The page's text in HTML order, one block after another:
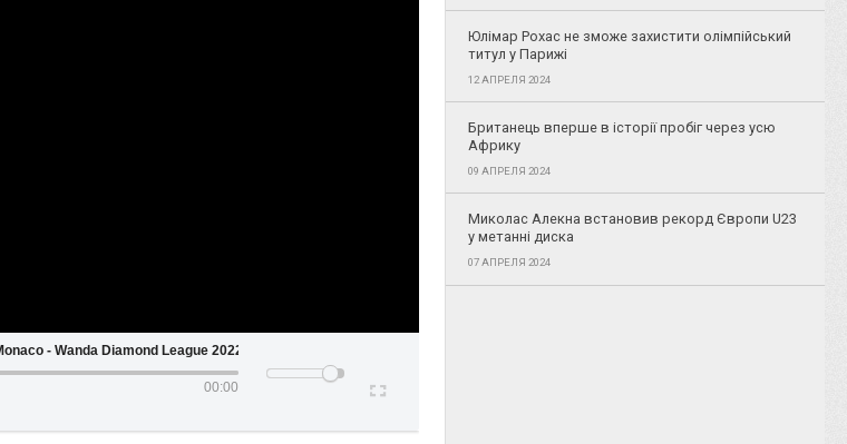
- Wanda Diamond League 2022
00:00
Юлімар Рохас не зможе захистити олімпійський
титул у Парижі
12 АПРЕЛЯ 2024
Британець вперше в історії пробіг через усю
Африку
09 АПРЕЛЯ 2024
Миколас Алекна встановив рекорд Європи U23
у метанні диска
07 АПРЕЛЯ 2024